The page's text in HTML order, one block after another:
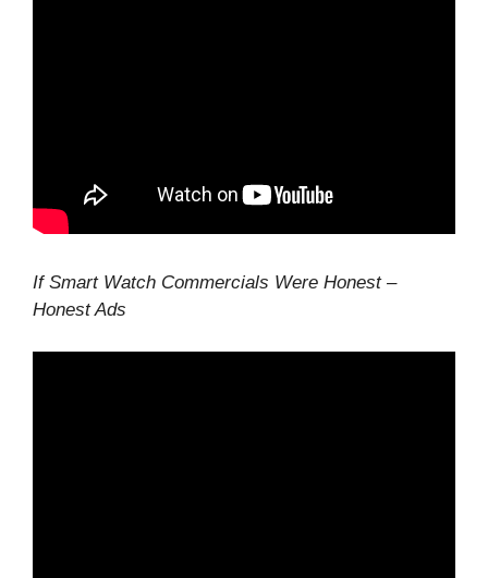
If Smart Watch Commercials Were Honest –
Honest Ads